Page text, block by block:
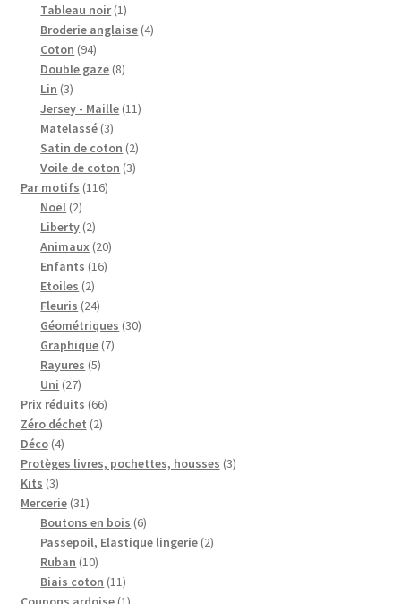
Tableau noir 11
produit
Broderie anglaise 44
Coton 9494
produits
Double gaze 88
Lin 33
produits
Jersey - Maille 1111
Matelassé 33
produits
Satin de coton 22
produits
Voile de coton 33
Par motifs 116116
Noël 22
produits
Liberty 22
produits
Animaux 2020
Enfants 1616
Etoiles 22
produits
Fleuris 2424
produits
Géométriques 3030
Graphique 77
Rayures 55
Uni 2727
produits
Prix réduits 6666
Zéro déchet 22
Déco 44
produits
Protèges livres, pochettes, housses 33
Kits 33
produits
Mercerie 3131
produits
Boutons en bois 66
produits
Passepoil, Elastique lingerie 22
Ruban 1010
produits
Biais coton 1111
produits
1